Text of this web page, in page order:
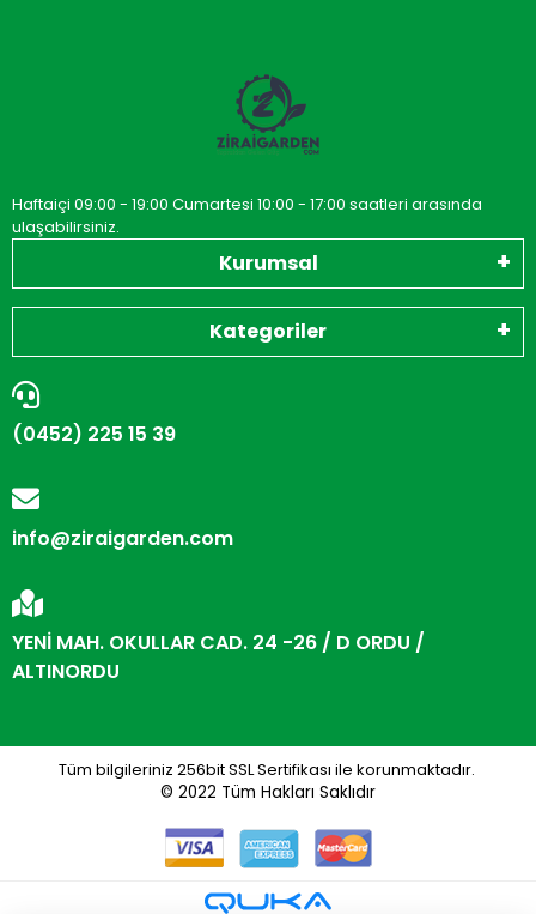
Haftaiçi 09:00 - 19:00 Cumartesi 10:00 - 17:00 saatleri arasında
ulaşabilirsiniz.
Kurumsal
Kategoriler
(0452) 225 15 39
info@ziraigarden.com
YENİ MAH. OKULLAR CAD. 24 -26 / D ORDU /
ALTINORDU
Tüm bilgileriniz 256bit SSL Sertifikası ile korunmaktadır.
© 2022 Tüm Hakları Saklıdır